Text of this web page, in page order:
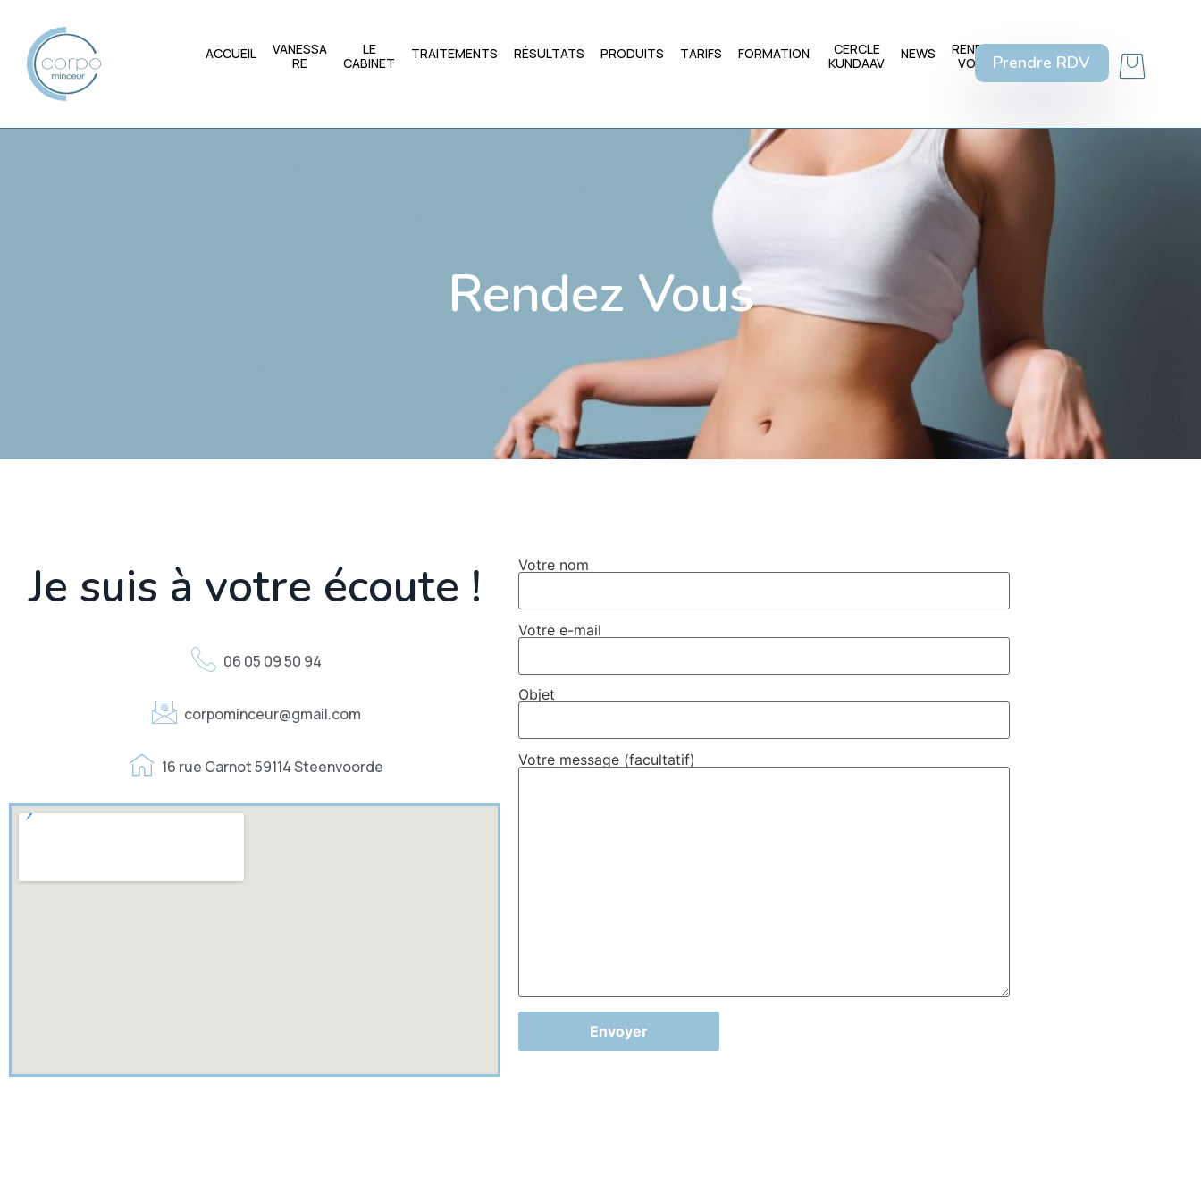
ACCUEIL
VANESSA
RE
LE
CABINET
TRAITEMENTS RÉSULTATS PRODUITS TARIFS FORMATION
CERCLE
KUNDAAV
NEWS
RENDEZ
VOUS
FAQ
Prendre RDV
Rendez Vous
Je suis à votre écoute !
06 05 09 50 94
corpominceur@gmail.com
16 rue Carnot 59114 Steenvoorde
Votre nom
Votre e-mail
Objet
Votre message (facultatif)